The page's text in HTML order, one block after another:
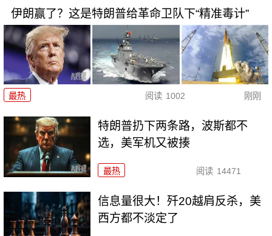
伊朗赢了？这是特朗普给革命卫队下“精准毒计”
最热 阅读 1002 刚刚
特朗普扔下两条路，波斯都不
选，美军机又被揍
最热 阅读 14471
信息量很大！歼20越肩反杀，美
西方都不淡定了